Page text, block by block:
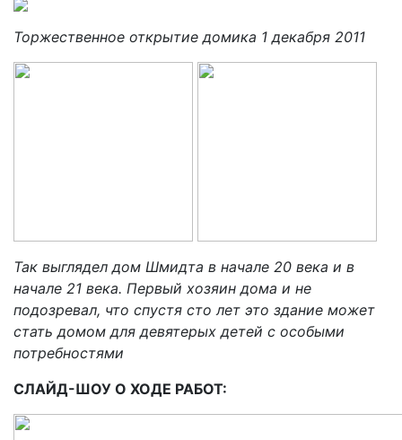
Торжественное открытие домика 1 декабря 2011
Так выглядел дом Шмидта в начале 20 века и в
начале 21 века. Первый хозяин дома и не
подозревал, что спустя сто лет это здание может
стать домом для девятерых детей с особыми
потребностями
СЛАЙД-ШОУ О ХОДЕ РАБОТ: